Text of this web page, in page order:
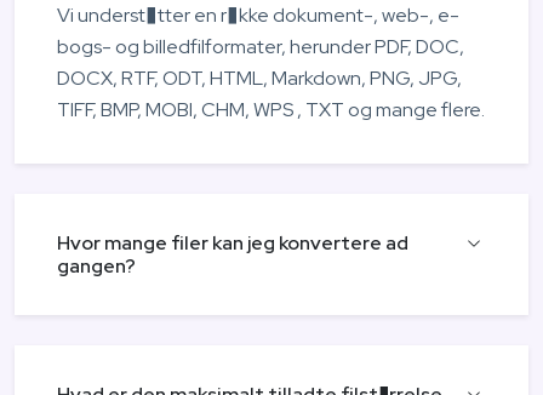
Vi underst�tter en r�kke dokument-, web-, e-
bogs- og billedfilformater, herunder PDF, DOC,
DOCX, RTF, ODT, HTML, Markdown, PNG, JPG,
TIFF, BMP, MOBI, CHM, WPS , TXT og mange flere.
Hvor mange filer kan jeg konvertere ad
gangen?